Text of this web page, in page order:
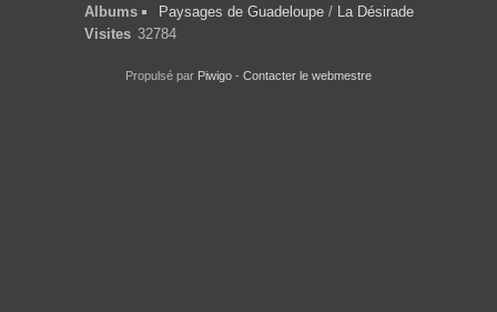
Albums
Paysages de Guadeloupe / La Désirade
Visites 32784
Propulsé par Piwigo - Contacter le webmestre